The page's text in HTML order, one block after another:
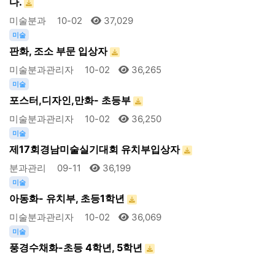
미술분과 10-02 37,029
미술
판화, 조소 부문 입상자
미술분과관리자 10-02 36,265
미술
포스터,디자인,만화- 초등부
미술분과관리자 10-02 36,250
미술
제17회경남미술실기대회 유치부입상자
분과관리 09-11 36,199
미술
아동화- 유치부, 초등1학년
미술분과관리자 10-02 36,069
미술
풍경수채화-초등 4학년, 5학년